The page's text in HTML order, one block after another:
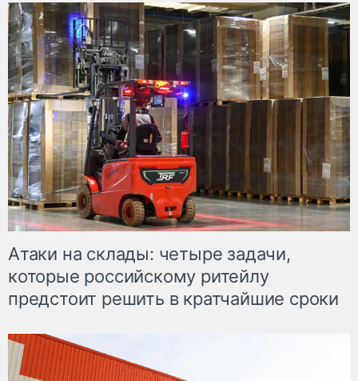
Атаки на склады: четыре задачи,
которые российскому ритейлу
предстоит решить в кратчайшие сроки